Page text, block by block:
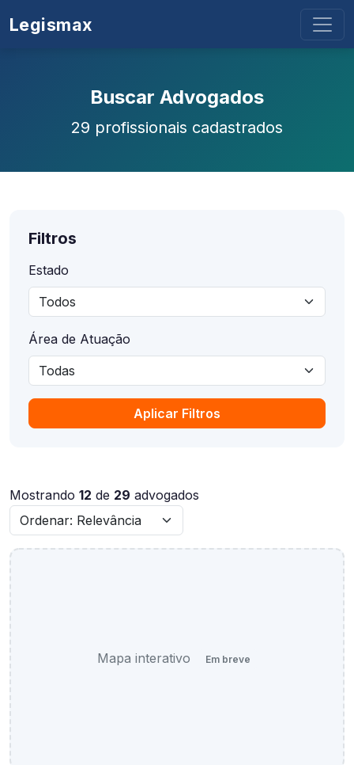
Legismax
Buscar Advogados
29 profissionais cadastrados
Filtros
Estado
Área de Atuação
Aplicar Filtros
Mostrando 12 de 29 advogados
Mapa interativo Em breve